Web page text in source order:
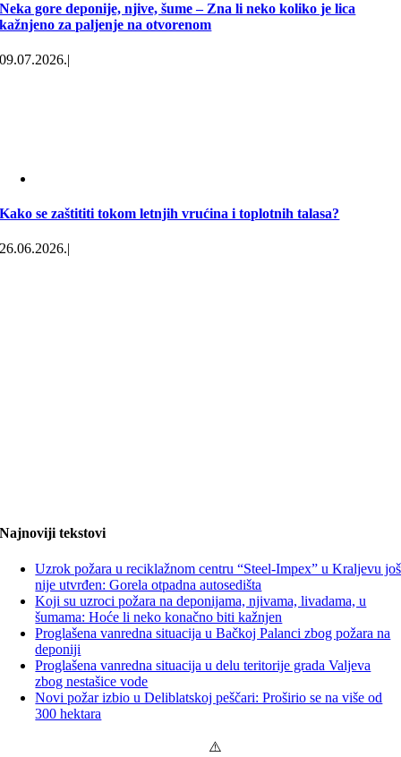
Neka gore deponije, njive, šume – Zna li neko koliko je lica
kažnjeno za paljenje na otvorenom
09.07.2026.|
Kako se zaštititi tokom letnjih vrućina i toplotnih talasa?
26.06.2026.|
Najnoviji tekstovi
Uzrok požara u reciklažnom centru “Steel-Impex” u Kraljevu još
nije utvrđen: Gorela otpadna autosedišta
Koji su uzroci požara na deponijama, njivama, livadama, u
šumama: Hoće li neko konačno biti kažnjen
Proglašena vanredna situacija u Bačkoj Palanci zbog požara na
deponiji
Proglašena vanredna situacija u delu teritorije grada Valjeva
zbog nestašice vode
Novi požar izbio u Deliblatskoj peščari: Proširio se na više od
300 hektara